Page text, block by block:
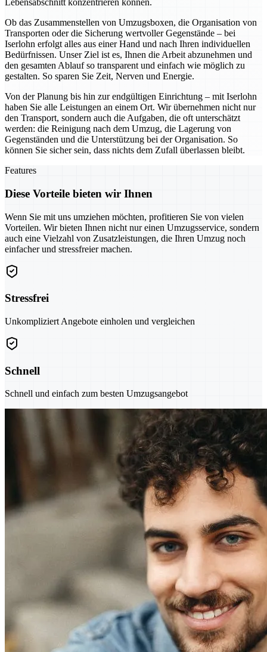
Lebensabschnitt konzentrieren können.
Ob das Zusammenstellen von Umzugsboxen, die Organisation von
Transporten oder die Sicherung wertvoller Gegenstände – bei
Iserlohn erfolgt alles aus einer Hand und nach Ihren individuellen
Bedürfnissen. Unser Ziel ist es, Ihnen die Arbeit abzunehmen und
den gesamten Ablauf so transparent und einfach wie möglich zu
gestalten. So sparen Sie Zeit, Nerven und Energie.
Von der Planung bis hin zur endgültigen Einrichtung – mit Iserlohn
haben Sie alle Leistungen an einem Ort. Wir übernehmen nicht nur
den Transport, sondern auch die Aufgaben, die oft unterschätzt
werden: die Reinigung nach dem Umzug, die Lagerung von
Gegenständen und die Unterstützung bei der Organisation. So
können Sie sicher sein, dass nichts dem Zufall überlassen bleibt.
Features
Diese Vorteile bieten wir Ihnen
Wenn Sie mit uns umziehen möchten, profitieren Sie von vielen
Vorteilen. Wir bieten Ihnen nicht nur einen Umzugsservice, sondern
auch eine Vielzahl von Zusatzleistungen, die Ihren Umzug noch
einfacher und stressfreier machen.
Stressfrei
Unkompliziert Angebote einholen und vergleichen
Schnell
Schnell und einfach zum besten Umzugsangebot